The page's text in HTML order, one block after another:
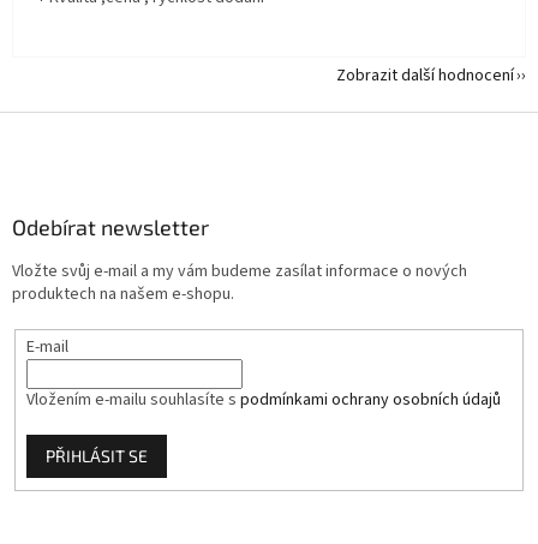
Zobrazit další hodnocení
Odebírat newsletter
Vložte svůj e-mail a my vám budeme zasílat informace o nových
produktech na našem e-shopu.
E-mail
Vložením e-mailu souhlasíte s podmínkami ochrany osobních údajů
PŘIHLÁSIT SE